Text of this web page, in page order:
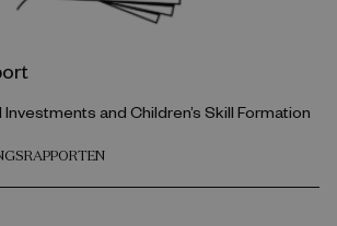
and Children’s Skill Formation